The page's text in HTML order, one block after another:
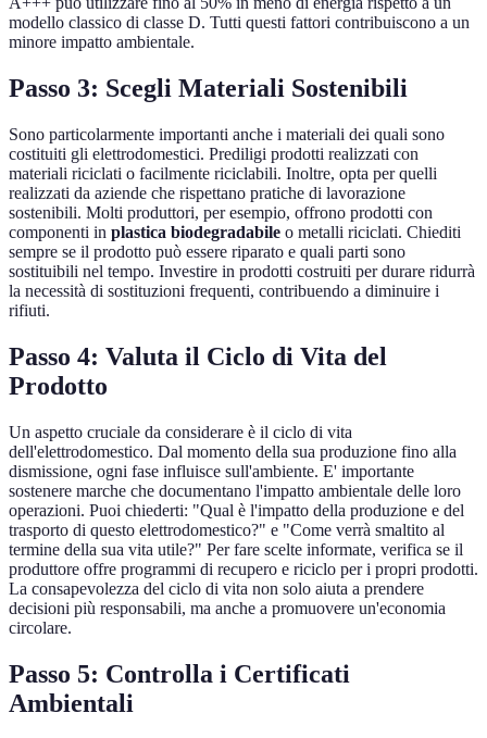
modello classico di classe D. Tutti questi fattori contribuiscono a un
minore impatto ambientale.
Passo 3: Scegli Materiali Sostenibili
Sono particolarmente importanti anche i materiali dei quali sono
costituiti gli elettrodomestici. Prediligi prodotti realizzati con
materiali riciclati o facilmente riciclabili. Inoltre, opta per quelli
realizzati da aziende che rispettano pratiche di lavorazione
sostenibili. Molti produttori, per esempio, offrono prodotti con
componenti in plastica biodegradabile o metalli riciclati. Chiediti
sempre se il prodotto può essere riparato e quali parti sono
sostituibili nel tempo. Investire in prodotti costruiti per durare ridurrà
la necessità di sostituzioni frequenti, contribuendo a diminuire i
rifiuti.
Passo 4: Valuta il Ciclo di Vita del
Prodotto
Un aspetto cruciale da considerare è il ciclo di vita
dell'elettrodomestico. Dal momento della sua produzione fino alla
dismissione, ogni fase influisce sull'ambiente. E' importante
sostenere marche che documentano l'impatto ambientale delle loro
operazioni. Puoi chiederti: "Qual è l'impatto della produzione e del
trasporto di questo elettrodomestico?" e "Come verrà smaltito al
termine della sua vita utile?" Per fare scelte informate, verifica se il
produttore offre programmi di recupero e riciclo per i propri prodotti.
La consapevolezza del ciclo di vita non solo aiuta a prendere
decisioni più responsabili, ma anche a promuovere un'economia
circolare.
Passo 5: Controlla i Certificati
Ambientali